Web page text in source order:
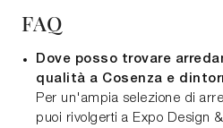
FAQ
Dove posso trovare
qualità a Cosenza e
Per un'ampia selezione di
puoi rivolgerti a Expo Design